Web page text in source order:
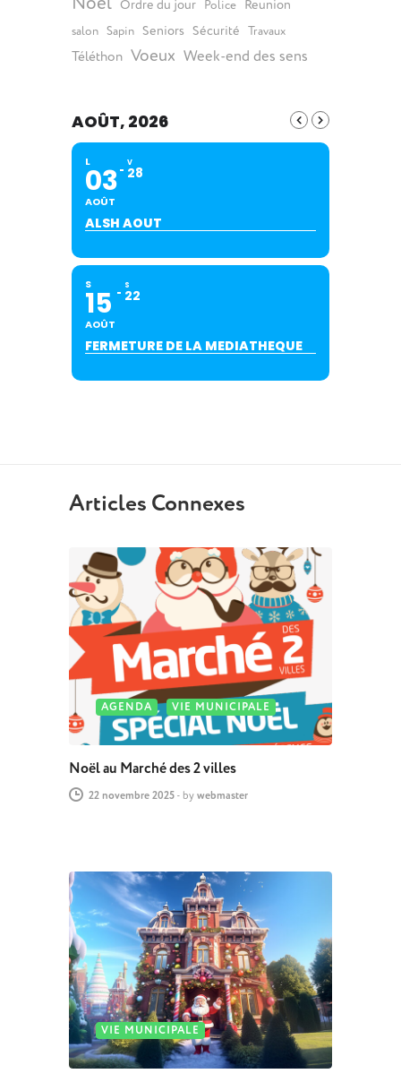
Ordre du jour Police Reunion
salon Sapin Seniors Sécurité Travaux
Téléthon Voeux Week-end des sens
AOÛT, 2026
L
03
AOÛT
V
28
ALSH AOUT
S
15
AOÛT
S
22
FERMETURE DE LA MEDIATHEQUE
Articles Connexes
AGENDA VIE MUNICIPALE
Noël au Marché des 2 villes
22 novembre 2025- by webmaster
VIE MUNICIPALE